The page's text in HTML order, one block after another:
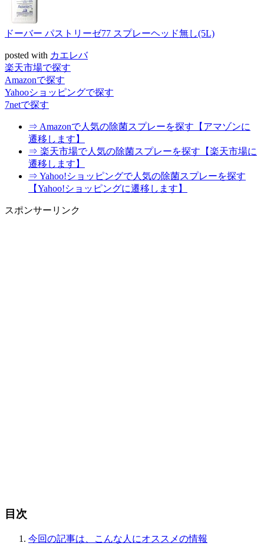
ドーバー パストリーゼ77 スプレーヘッド無し(5L)
posted with カエレバ
楽天市場で探す
Amazonで探す
Yahooショッピングで探す
7netで探す
⇒ Amazonで人気の除菌スプレーを探す【アマゾンに
遷移します】
⇒ 楽天市場で人気の除菌スプレーを探す【楽天市場に
遷移します】
⇒ Yahoo!ショッピングで人気の除菌スプレーを探す
【Yahoo!ショッピングに遷移します】
スポンサーリンク
目次
今回の記事は、こんな人にオススメの情報